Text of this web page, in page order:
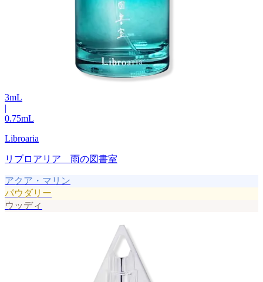
3mL
|
0.75mL
Libroaria
リブロアリア 雨の図書室
アクア・マリン
パウダリー
ウッディ